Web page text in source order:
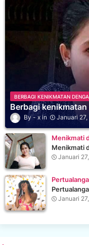
BERBAGI KENIKMATAN
Berbagi
x Januari
Menikmati
Menikmati
Januari
Januari